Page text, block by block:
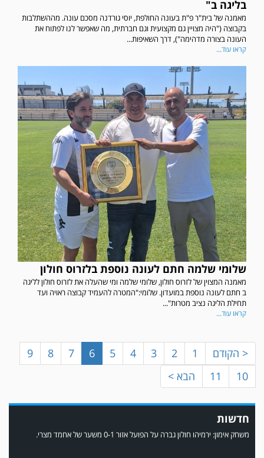
בליגה ב"
מאמנה של בית"ר פ"ת בעונה החולפת, יוסי גורדנה מסכם עונה. מההשתלבות
בקבוצה ("היה מצויין גם מקצועית וגם חברתית, מה שאפשר לנו לפתוח את
העונה בצורה מדהימה"), דרך השאיפות...
קראו עוד...
שלומי שלמה חתם לעונה נוספת בלזרוס חולון
מאמנה המצוין של לזרוס חולון, שלומי שלמה ומי שהעלה את לזרוס חולון לליגה
ב חתם לעונה נוספת במועדון. שלומי:"המטרה להעמיד קבוצה ראויה ועד
תחילת הליגה נציב מטרות"...
קראו עוד...
< הקודם 1
2
3
4
5
6
7
8
9
10
11 הבא >
חדשות
במשחק אימון שהתקיים הבוקר יום ה' ניצחה קרית מלאכי את עירוני אשדוד 5-0.
משחק אימון: ירמיהו חולון גברה על הפועל אזור 0-1 משער של אחמד מצרי.